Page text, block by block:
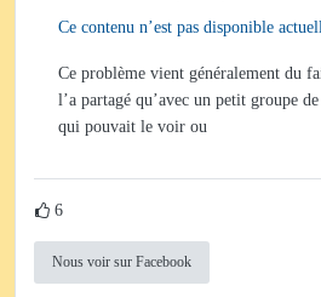
Ce contenu n’est pas disponible
Ce problème vient généralement du
l’a partagé qu’avec un petit groupe
qui pouvait le voir ou
6
Nous voir sur Facebook